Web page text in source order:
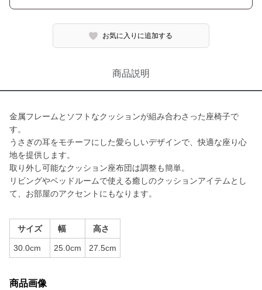
お気に入りに追加する
商品説明
金属フレームとソフトなクッションが組み合わさった座椅子で
す。
うさぎの耳をモチーフにした愛らしいデザインで、快適な座り心
地を提供します。
取り外し可能なクッション座布団は調整も簡単。
リビングやベッドルームで使える癒しのクッションアイテムとし
て、お部屋のアクセントにもなります。
サイズ 幅 高さ
30.0cm 25.0cm 27.5cm
商品画像